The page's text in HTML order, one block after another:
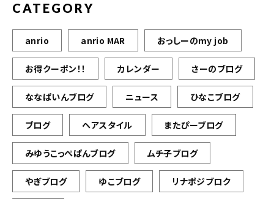
CATEGORY
anrio anrio MAR おっしーのmy job
お得クーポン！！ カレンダー さーのブログ
ななぱいんブログ ニュース ひなこブログ
ブログ ヘアスタイル またぴーブログ
みゆうこっぺぱんブログ ムチ子ブログ
やぎブログ ゆこブログ リナポジブロク